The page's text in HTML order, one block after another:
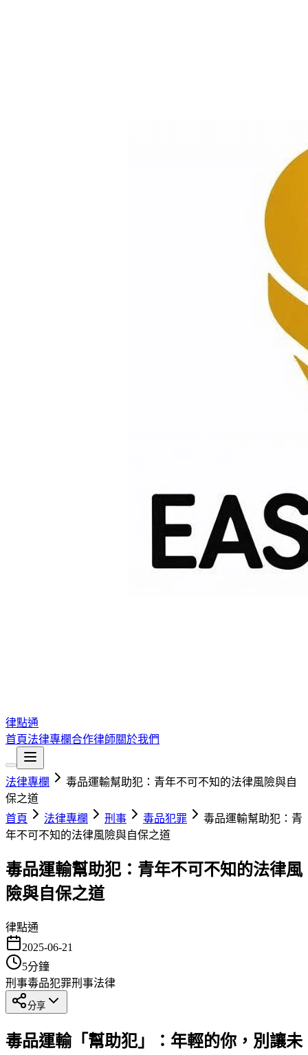
律點通
首頁法律專欄合作律師關於我們
法律專欄
毒品運輸幫助犯：青年不可不知的法律風險與自
保之道
首頁
法律專欄 刑事 毒品犯罪
毒品運輸幫助犯：青
年不可不知的法律風險與自保之道
毒品運輸幫助犯：青年不可不知的法律風
險與自保之道
律點通
2025-06-21
5分鐘
刑事毒品犯罪刑事法律
分享
毒品運輸「幫助犯」：年輕的你，別讓未